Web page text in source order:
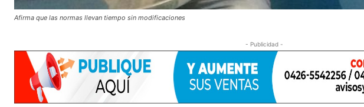
Afirma que las normas llevan tiempo sin modificaciones
- Publicidad -